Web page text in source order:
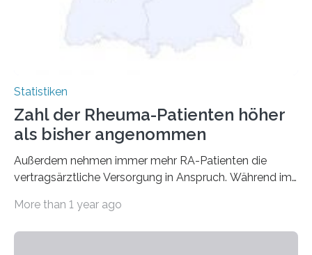
Statistiken
Zahl der Rheuma-Patienten höher
als bisher angenommen
Außerdem nehmen immer mehr RA-Patienten die
vertragsärztliche Versorgung in Anspruch. Während im
More than 1 year ago